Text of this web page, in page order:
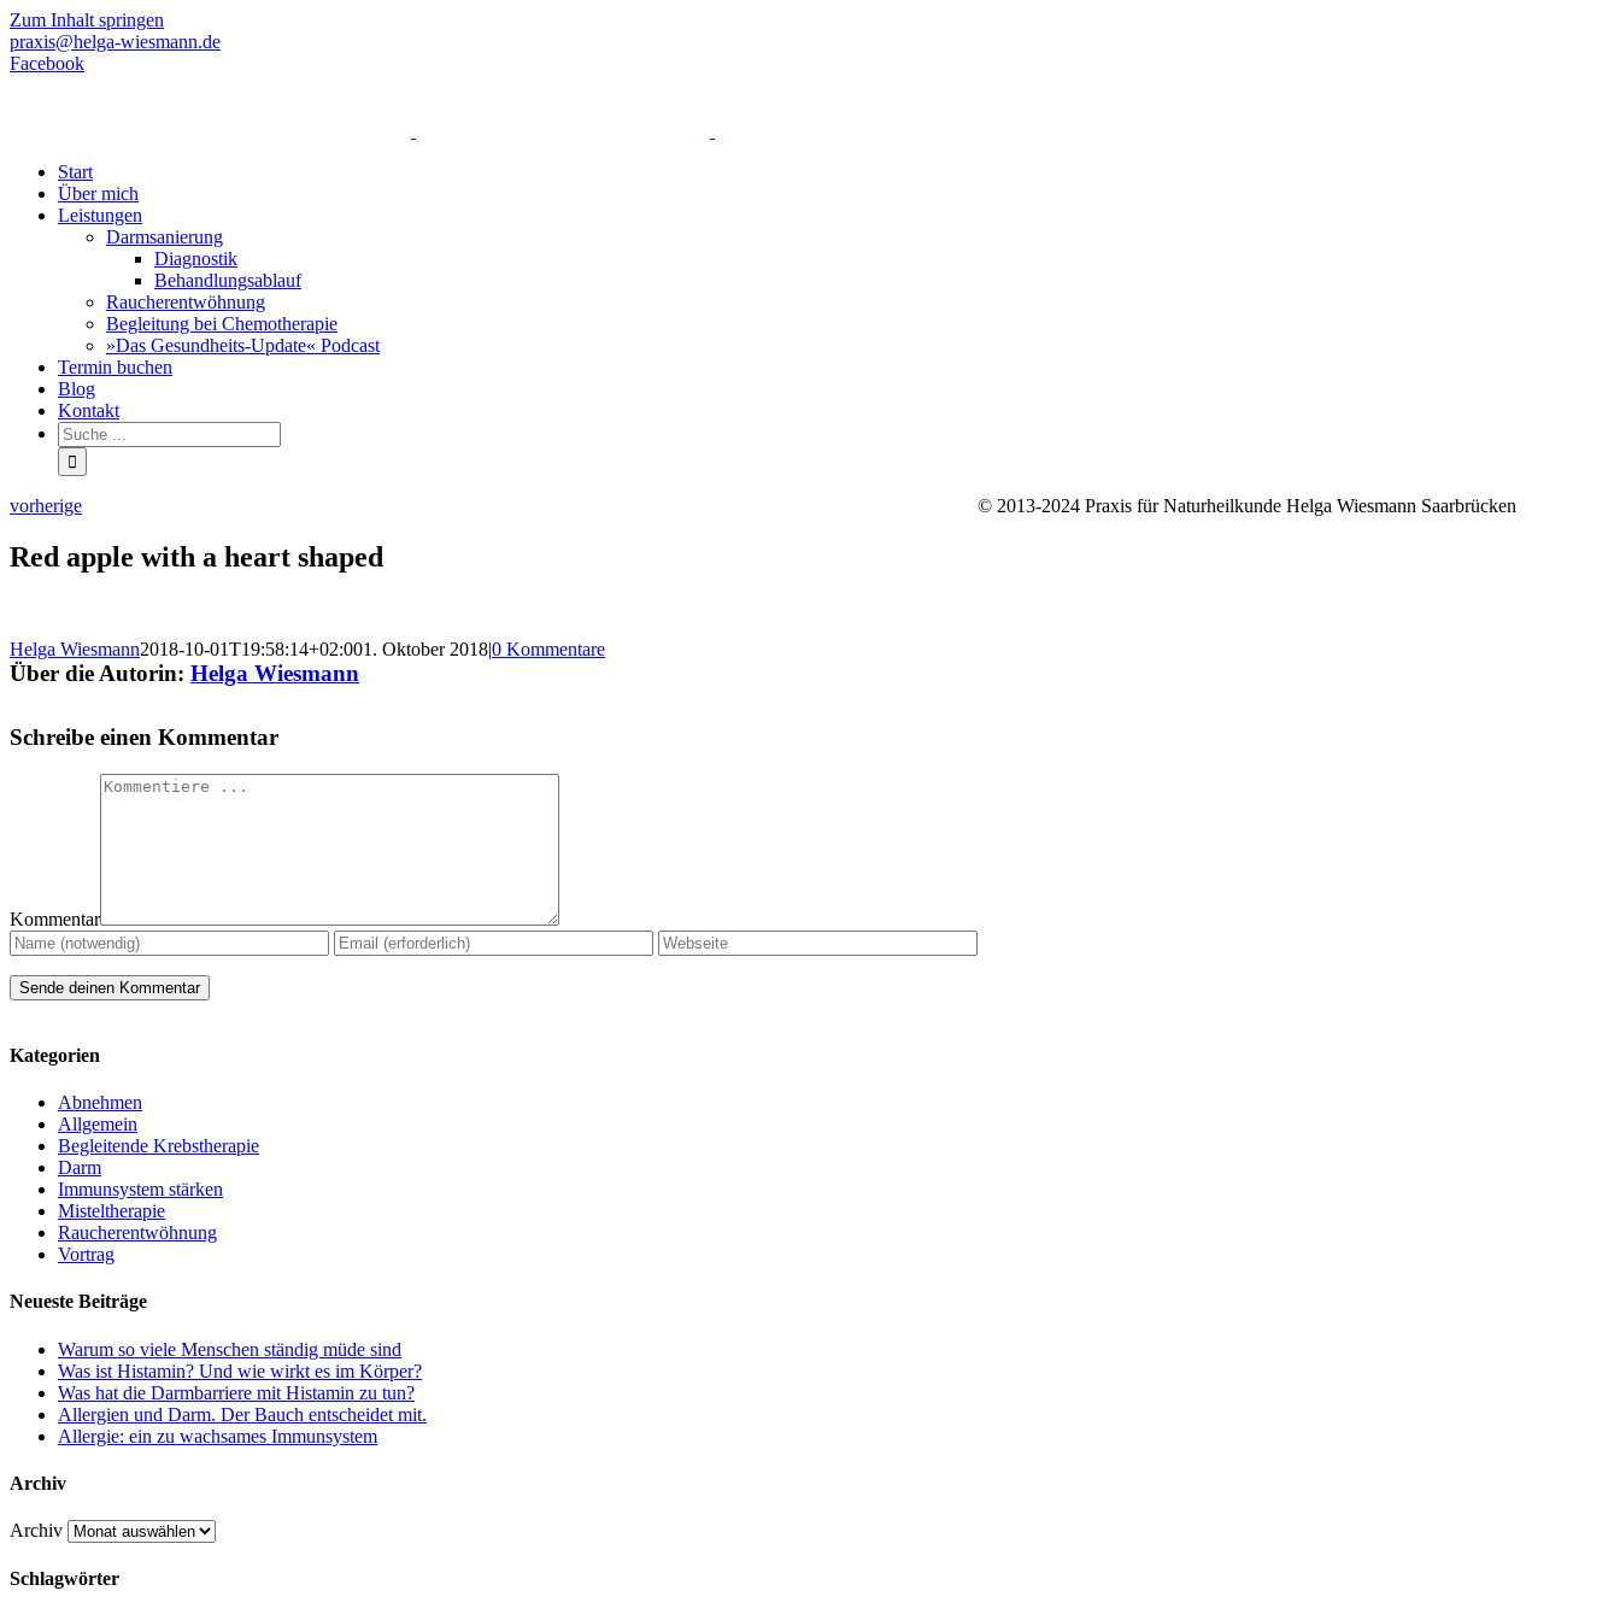
Zum Inhalt springen
praxis@helga-wiesmann.de
Facebook
Start
Über mich
Leistungen
Darmsanierung
Diagnostik
Behandlungsablauf
Raucherentwöhnung
Begleitung bei Chemotherapie
»Das Gesundheits-Update« Podcast
Termin buchen
Blog
Kontakt
vorherige
Red apple with a heart shaped
Helga Wiesmann2018-10-01T19:58:14+02:001. Oktober 2018|0 Kommentare
Über die Autorin: Helga Wiesmann
Schreibe einen Kommentar
Kommentar
Kategorien
Abnehmen
Allgemein
Begleitende Krebstherapie
Darm
Immunsystem stärken
Misteltherapie
Raucherentwöhnung
Vortrag
Neueste Beiträge
Warum so viele Menschen ständig müde sind
Was ist Histamin? Und wie wirkt es im Körper?
Was hat die Darmbarriere mit Histamin zu tun?
Allergien und Darm. Der Bauch entscheidet mit.
Allergie: ein zu wachsames Immunsystem
Archiv
Archiv
Schlagwörter
© 2013-2024 Praxis für Naturheilkunde Helga Wiesmann Saarbrücken